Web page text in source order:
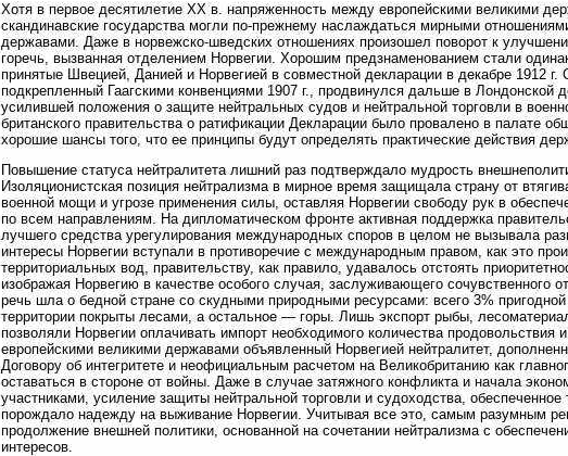
Хотя в первое десятилетие XX в. напряженность между европейскими великими
скандинавские государства могли по-прежнему наслаждаться мирными
державами. Даже в норвежско-шведских отношениях произошел поворот к
горечь, вызванная отделением Норвегии. Хорошим предзнаменованием стали
принятые Швецией, Данией и Норвегией в совместной декларации в декабре 1912 г.
подкрепленный Гаагскими конвенциями 1907 г., продвинулся дальше в Лондонской
усилившей положения о защите нейтральных судов и нейтральной торговли в
британского правительства о ратификации Декларации было провалено в палате
хорошие шансы того, что ее принципы будут определять практические действия
Повышение статуса нейтралитета лишний раз подтверждало мудрость
Изоляционистская позиция нейтрализма в мирное время защищала страну от
военной мощи и угрозе применения силы, оставляя Норвегии свободу рук в
по всем направлениям. На дипломатическом фронте активная поддержка
лучшего средства урегулирования международных споров в целом не вызывала
интересы Норвегии вступали в противоречие с международным правом, как это
территориальных вод, правительству, как правило, удавалось отстоять
изображая Норвегию в качестве особого случая, заслуживающего сочувственного
речь шла о бедной стране со скудными природными ресурсами: всего 3%
территории покрыты лесами, а остальное — горы. Лишь экспорт рыбы,
позволяли Норвегии оплачивать импорт необходимого количества
европейскими великими державами объявленный Норвегией нейтралитет,
Договору об интегритете и неофициальным расчетом на Великобританию как
оставаться в стороне от войны. Даже в случае затяжного конфликта и начала
участниками, усиление защиты нейтральной торговли и судоходства,
порождало надежду на выживание Норвегии. Учитывая все это, самым разумным
продолжение внешней политики, основанной на сочетании нейтрализма с
интересов.